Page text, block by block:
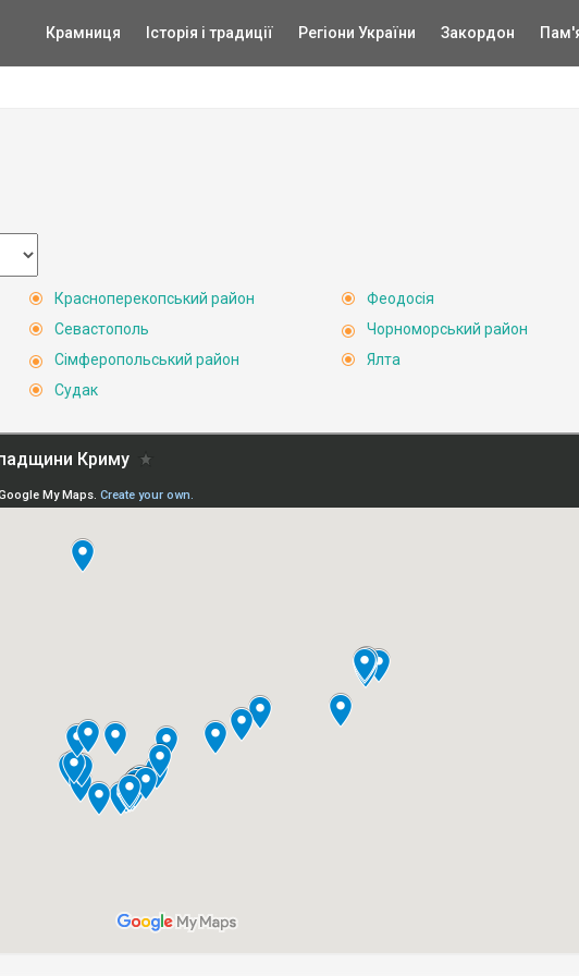
Крамниця Історія і традиції Регіони України Закордон
Красноперекопський район
Севастополь
Сімферопольський район
Судак
Феодосія
Чорноморський район
Ялта